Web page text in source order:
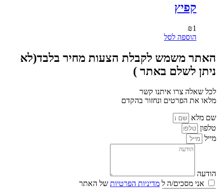
קפיץ
₪1
הוספה לסל
האתר משמש לקבלת הצעות מחיר בלבד(לא
ניתן לשלם באתר )
לכל שאלה צרו איתנו קשר
מלאו את הפרטים ונחזור בהקדם
שם מלא
טלפון
מייל
הודעה
אני מסכים/ה ל מדיניות הפרטיות של האתר